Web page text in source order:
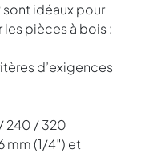
sont idéaux pour
les pièces à bois :
d’exigences
240 / 320
mm (1/4″) et